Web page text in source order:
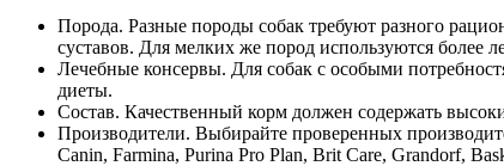
Порода. Разные породы собак требуют разного
суставов. Для мелких же пород используются более
Лечебные консервы. Для собак с особыми
диеты.
Состав. Качественный корм должен содержать
Производители. Выбирайте проверенных
Canin, Farmina, Purina Pro Plan, Brit Care, Grandorf,